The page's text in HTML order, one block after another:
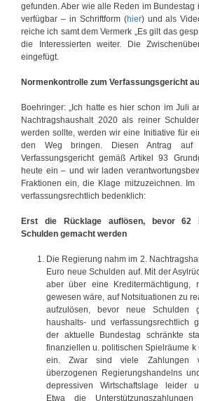
gefunden. Aber wie alle Reden im Bundestag
verfügbar – in Schriftform (hier) und als
reiche ich samt dem Vermerk „Es gilt das
die Interessierten weiter. Die
eingefügt.
Normenkontrolle zum Verfassungsgericht
Boehringer: „Ich hatte es hier schon im Juli
Nachtragshaushalt 2020 als reiner
werden sollte, werden wir eine Initiative für
den Weg bringen. Diesen Antrag auf
Verfassungsgericht gemäß Artikel 93
heute ein – und wir laden
Fraktionen ein, die Klage mitzuzeichnen.
verfassungsrechtlich bedenklich:
Erst die Rücklage auflösen, bevor 62
Schulden gemacht werden
Die Regierung nahm im 2.
Euro neue Schulden auf. Mit der
aber über eine
gewesen wäre, auf Notsituationen zu
aufzulösen, bevor neue Schulden
haushalts- und verfassungsrechtlich
der aktuelle Bundestag schränkte
finanziellen u. politischen Spielräume
ein. Zwar sind viele Zahlungen
überzogenen Regierungshandelns
depressiven Wirtschaftslage leider
Etwa die